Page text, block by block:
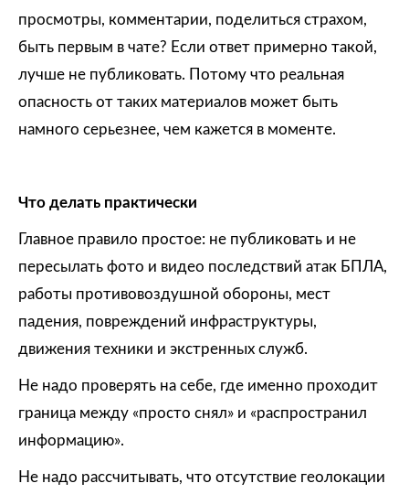
просмотры, комментарии, поделиться страхом,
быть первым в чате? Если ответ примерно такой,
лучше не публиковать. Потому что реальная
опасность от таких материалов может быть
намного серьезнее, чем кажется в моменте.
Что делать практически
Главное правило простое: не публиковать и не
пересылать фото и видео последствий атак БПЛА,
работы противовоздушной обороны, мест
падения, повреждений инфраструктуры,
движения техники и экстренных служб.
Не надо проверять на себе, где именно проходит
граница между «просто снял» и «распространил
информацию».
Не надо рассчитывать, что отсутствие геолокации